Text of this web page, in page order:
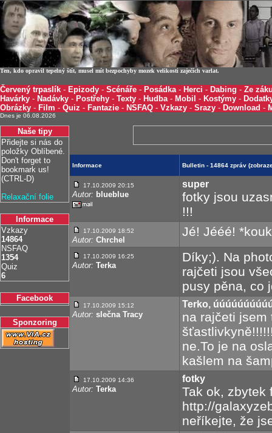
Ten, kdo opravil tepelný štít, musel mít bezpochyby mozek velikosti zaječích varlat.
Červený trpaslík - Epizody - Scénáře - Posádka- Herci - Dabing - Ze
Havárky - Nadávky - Postřehy - Texty - Hudba- Mobil - Kostýmy -
Obrázky - Film - Quiz - Fantazie - NSFAQ - Vzkazy - Srazy - Download -
Dnes je 06.08.2026
Naše tipy
Přidejte si nás do
položky Oblíbené.
Don't forget to
bookmark us!
(CTRL-D)
Relaxační folie
Informace
Vzkazy
14864
NSFAQ
1354
Quiz
6
Facebook
Sponzoring
Informace Bulletin - 14864 zpráv
17.10.2009 20:15
Autor: blueblue
super
fotky jsou
!!!
17.10.2009 18:52
Autor: Chrchel
Jé! Jééé!
17.10.2009 16:25
Autor: Terka
Díky;). Na
rajčeti jsou
pusy pěna, co
17.10.2009 15:12
Autor: slečna Tracy
Terko,
na rajčeti
ne.To je na
kašlem na
17.10.2009 14:36
Autor: Terka
fotky
Tak ok, zbytek
http://
neříkejte, že